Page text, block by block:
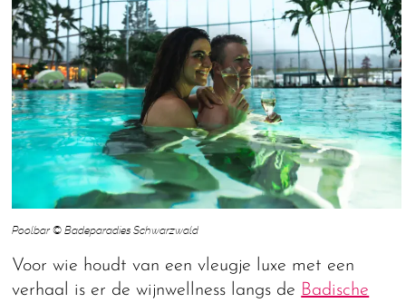
Poolbar © Badeparadies Schwarzwald
Voor wie houdt van een vleugje luxe met een
verhaal is er de wijnwellness langs de Badische